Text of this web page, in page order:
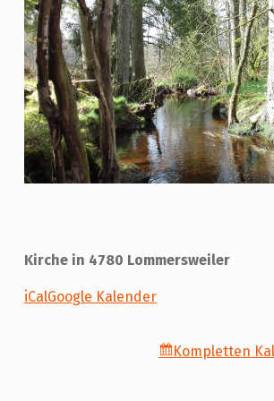
Kirche in 4780 Lommersweiler
iCalGoogle Kalender
Kompletten